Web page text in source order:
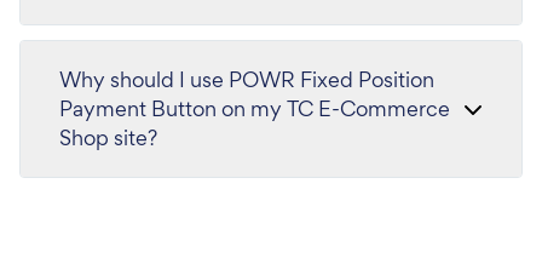
Why should I use POWR Fixed Position
Payment Button on my TC E-Commerce
Shop site?